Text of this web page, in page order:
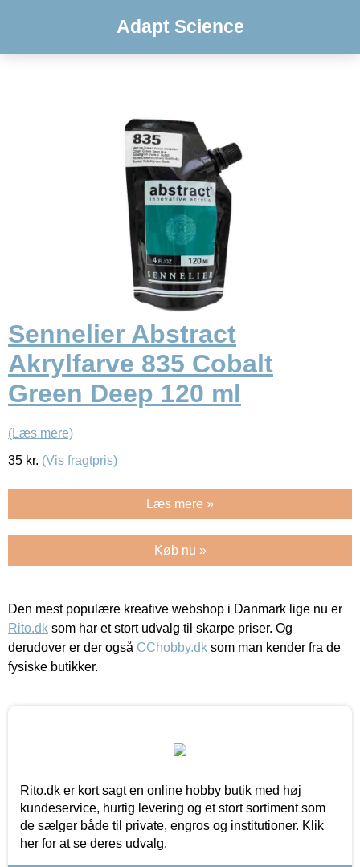
Adapt Science
Sennelier Abstract
Akrylfarve 835 Cobalt
Green Deep 120 ml
(Læs mere)
35 kr. (Vis fragtpris)
Læs mere »
Køb nu »
Den mest populære kreative webshop i Danmark lige nu er
Rito.dk som har et stort udvalg til skarpe priser. Og
derudover er der også CChobby.dk som man kender fra de
fysiske butikker.
Rito.dk er kort sagt en online hobby butik med høj
kundeservice, hurtig levering og et stort sortiment som
de sælger både til private, engros og institutioner. Klik
her for at se deres udvalg.